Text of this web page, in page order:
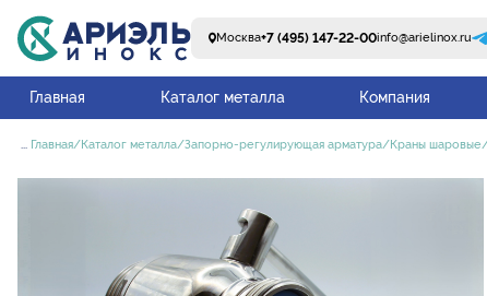
Москва+7 (495) 147-22-00info@arielinox.ru
Главная Каталог металла Компания
... Главная Каталог металла Запорно-регулирующая арматура Краны шаровые